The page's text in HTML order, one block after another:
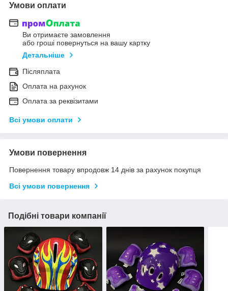
Умови оплати
Ви отримаєте замовлення
або гроші повернуться на вашу картку
Детальніше
Післяплата
Оплата на рахунок
Оплата за реквізитами
Всі умови оплати
Умови повернення
Повернення товару впродовж 14 днів за рахунок покупця
Всі умови повернення
Подібні товари компанії